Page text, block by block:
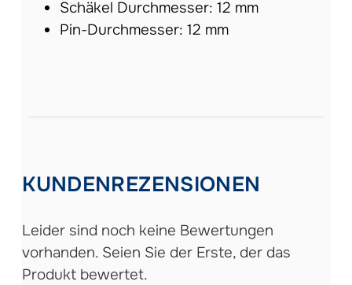
Schäkel Durchmesser: 12 mm
Pin-Durchmesser: 12 mm
KUNDENREZENSIONEN
Leider sind noch keine Bewertungen
vorhanden. Seien Sie der Erste, der das
Produkt bewertet.